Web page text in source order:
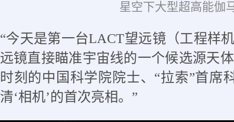
星空下大型超高能伽
“今天是第一台LACT望远镜（工程样
远镜直接瞄准宇宙线的一个候选源天
时刻的中国科学院院士、“拉索”首席
清‘相机’的首次亮相。”